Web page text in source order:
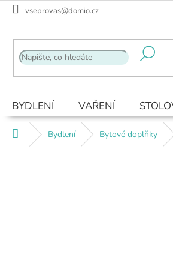
Přejít
vseprovas@domio.cz
BYDLENÍ VAŘENÍ
Domů Bydlení Bytové doplňky